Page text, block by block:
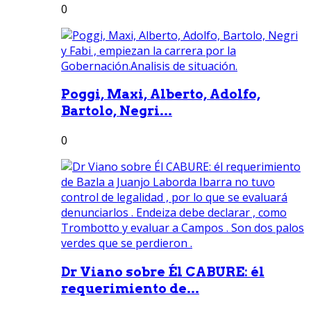
0
Poggi, Maxi, Alberto, Adolfo,
Bartolo, Negri...
0
Dr Viano sobre Él CABURE: él
requerimiento de...